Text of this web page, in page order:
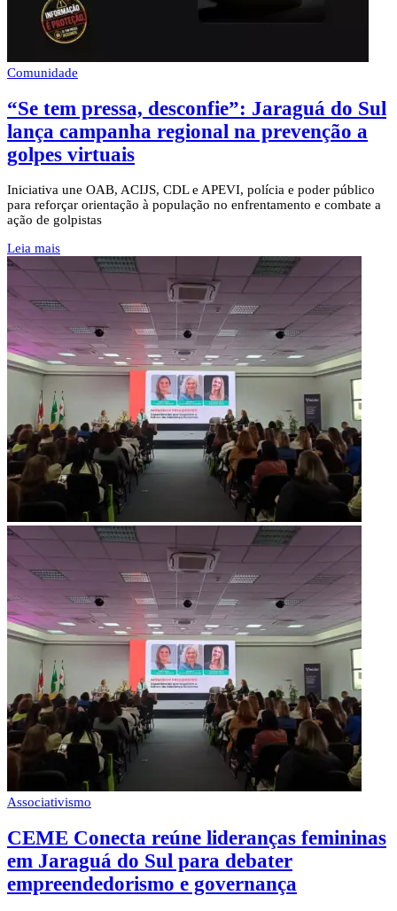
Comunidade
“Se tem pressa, desconfie”: Jaraguá do Sul
lança campanha regional na prevenção a
golpes virtuais
Iniciativa une OAB, ACIJS, CDL e APEVI, polícia e poder público
para reforçar orientação à população no enfrentamento e combate a
ação de golpistas
Leia mais
Associativismo
CEME Conecta reúne lideranças femininas
em Jaraguá do Sul para debater
empreendedorismo e governança